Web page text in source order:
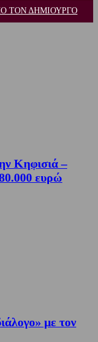
ΤΟΝ ΔΗΜΙΟΥΡΓΟ
Κηφισιά –
ευρώ
με τον